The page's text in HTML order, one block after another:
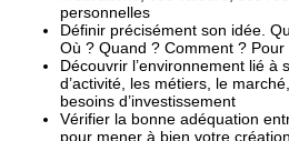
personnelles
Définir précisément son idée.
Où ? Quand ? Comment ?
Découvrir l’environnement lié à
d’activité, les métiers, le
besoins d’investissement
Vérifier la bonne adéquation
pour mener à bien votre création.